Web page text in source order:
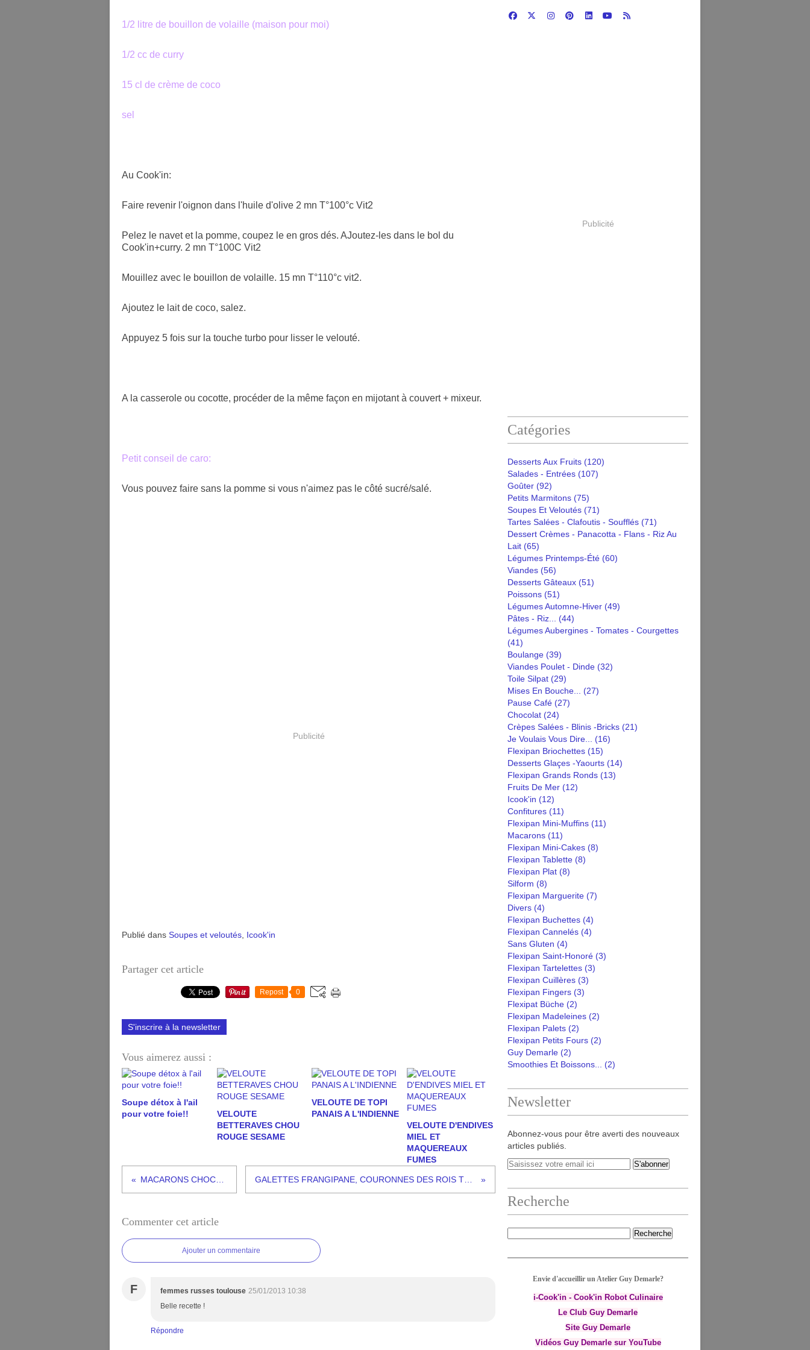
1/2 litre de bouillon de volaille (maison pour moi)
1/2 cc de curry
15 cl de crème de coco
sel
Au Cook'in:
Faire revenir l'oignon dans l'huile d'olive 2 mn T°100°c Vit2
Pelez le navet et la pomme, coupez le en gros dés. AJoutez-les dans le bol du
Cook'in+curry. 2 mn T°100C Vit2
Mouillez avec le bouillon de volaille. 15 mn T°110°c vit2.
Ajoutez le lait de coco, salez.
Appuyez 5 fois sur la touche turbo pour lisser le velouté.
A la casserole ou cocotte, procéder de la même façon en mijotant à couvert + mixeur.
Petit conseil de caro:
Vous pouvez faire sans la pomme si vous n'aimez pas le côté sucré/salé.
Publicité
Publié dans Soupes et veloutés Icook'in
Partager cet article
Repost 0
S'inscrire à la newsletter
Vous aimerez aussi :
Soupe détox à l'ail
pour votre foie!!
VELOUTE
BETTERAVES CHOU
ROUGE SESAME
VELOUTE DE TOPI
PANAIS A L'INDIENNE
VELOUTE D'ENDIVES
MIEL ET
MAQUEREAUX
FUMES
GALETTES FRANGIPANE, COURONNES DES ROIS TROP CHERS!JE FAIS MAISON!
Commenter cet article
Ajouter un commentaire
F femmes russes toulouse 25/01/2013 10:38
Belle recette !
Répondre
Publicité
Catégories
Desserts Aux Fruits (120)
Salades - Entrées (107)
Goûter (92)
Petits Marmitons (75)
Soupes Et Veloutés (71)
Tartes Salées - Clafoutis - Soufflés (71)
Dessert Crèmes - Panacotta - Flans - Riz Au
Lait (65)
Légumes Printemps-Été (60)
Viandes (56)
Desserts Gâteaux (51)
Poissons (51)
Légumes Automne-Hiver (49)
Pâtes - Riz...
(44)
Légumes Aubergines - Tomates - Courgettes
(41)
Boulange (39)
Viandes Poulet - Dinde (32)
Toile Silpat (29)
Mises En Bouche...
(27)
Pause Café (27)
Chocolat (24)
Crèpes Salées - Blinis -bricks (21)
Je Voulais Vous Dire...
(16)
Flexipan Briochettes (15)
Desserts Glaçes -yaourts (14)
Flexipan Grands Ronds (13)
Fruits De Mer (12)
Icook'in (12)
Confitures (11)
Flexipan Mini-Muffins (11)
Macarons (11)
Flexipan Mini-Cakes (8)
Flexipan Tablette (8)
Flexipan Plat (8)
Silform (8)
Flexipan Marguerite (7)
Divers (4)
Flexipan Buchettes (4)
Flexipan Cannelés (4)
Sans Gluten (4)
Flexipan Saint-Honoré (3)
Flexipan Tartelettes (3)
Flexipan Cuillères (3)
Flexipan Fingers (3)
Flexipat Büche (2)
Flexipan Madeleines (2)
Flexipan Palets (2)
Flexipan Petits Fours (2)
Guy Demarle (2)
Smoothies Et Boissons...
(2)
Newsletter
Abonnez-vous pour être averti des nouveaux
articles publiés.
Recherche
Envie d'accueillir un Atelier Guy Demarle?
i-Cook'in - Cook'in Robot Culinaire
Le Club Guy Demarle
Site Guy Demarle
Vidéos Guy Demarle sur YouTube